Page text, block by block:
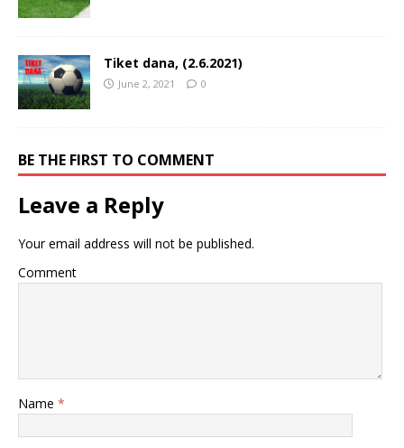
Tiket dana, (2.6.2021)
June 2, 2021 0
BE THE FIRST TO COMMENT
Leave a Reply
Your email address will not be published.
Comment
Name *